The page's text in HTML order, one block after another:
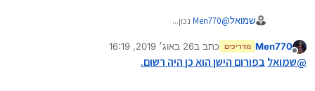
שמואל@
Men770 נכון...
רק טלגרם...
Men770 מדריכים כתב ב26 באוג׳ 2019, 16:19
נערך לאחרונה על ידי
@שמואל בפורום הישן הוא כן היה רשום.